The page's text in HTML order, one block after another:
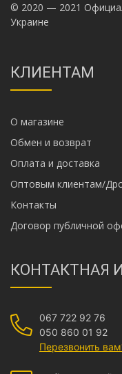
© 2020 — 2021
Украине
КЛИЕНТАМ
О магазине
Обмен и возврат
Оплата и доставка
Оптовым клиентам/
Контакты
Договор публичной
КОНТАКТНАЯ
067 722 92 76
050 860 01 92
Перезвонить